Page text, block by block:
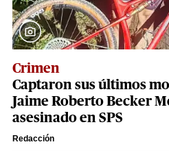
Crimen
Captaron sus últimos
Jaime Roberto Becker
asesinado en SPS
Redacción